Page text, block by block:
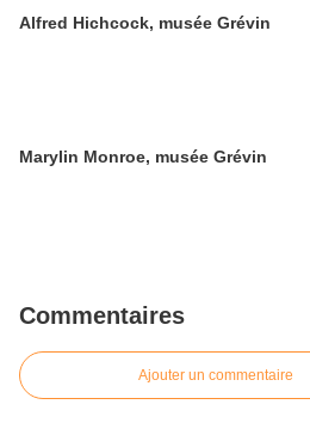
Alfred Hichcock, musée Grévin
Marylin Monroe, musée Grévin
Commentaires
Ajouter un commentaire